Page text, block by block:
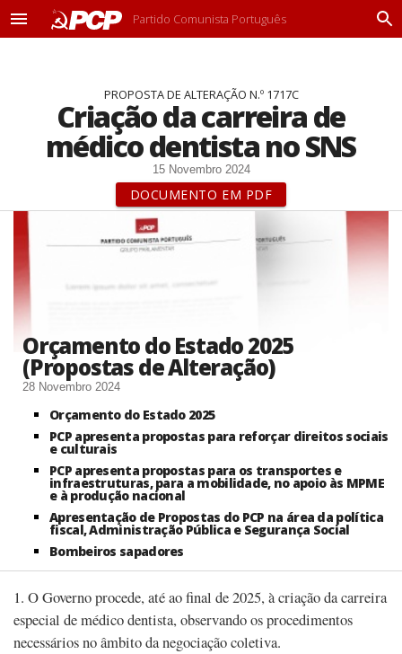
M
Partido Comunista Português
P
PROPOSTA DE ALTERAÇÃO N.º 1717C
Criação da carreira de
médico dentista no SNS
15 Novembro 2024
DOCUMENTO EM PDF
Orçamento do Estado 2025
(Propostas de Alteração)
28 Novembro 2024
Orçamento do Estado 2025
PCP apresenta propostas para reforçar direitos sociais
e culturais
PCP apresenta propostas para os transportes e
infraestruturas, para a mobilidade, no apoio às MPME
e à produção nacional
Apresentação de Propostas do PCP na área da política
fiscal, Administração Pública e Segurança Social
Bombeiros sapadores
1. O Governo procede, até ao final de 2025, à criação da carreira
especial de médico dentista, observando os procedimentos
necessários no âmbito da negociação coletiva.